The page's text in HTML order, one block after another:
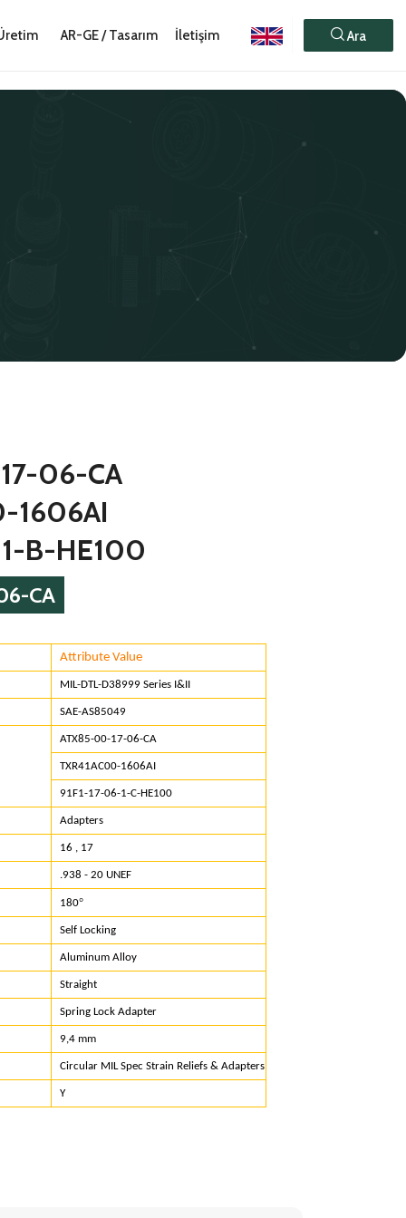
AR-GE / Tasarım İletişim Ara
06-CA
1606AI
B-HE100
CA
Attribute Value
MIL-DTL-D38999 Series I&II
SAE-AS85049
ATX85-00-17-06-CA
TXR41AC00-1606AI
91F1-17-06-1-C-HE100
Adapters
16 , 17
.938 - 20 UNEF
180°
Self Locking
Aluminum Alloy
Straight
Spring Lock Adapter
9,4 mm
Circular MIL Spec Strain Reliefs & Adapters
Y